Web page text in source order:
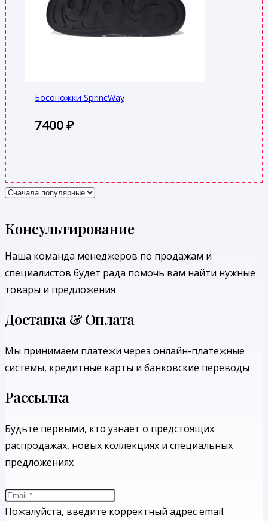
Босоножки SprincWay
7400₽
Консультирование
Наша команда менеджеров по продажам и
специалистов будет рада помочь вам найти нужные
товары и предложения
Доставка & Оплата
Мы принимаем платежи через онлайн-платежные
системы, кредитные карты и банковские переводы
Рассылка
Будьте первыми, кто узнает о предстоящих
распродажах, новых коллекциях и специальных
предложениях
Пожалуйста, введите корректный адрес email.